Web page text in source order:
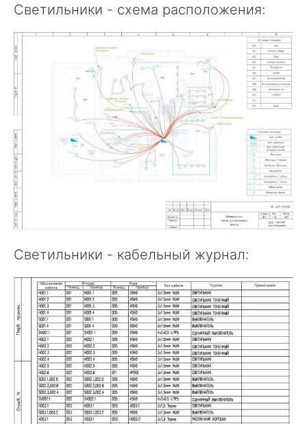
Светильники - схема расположения:
Светильники - кабельный журнал: